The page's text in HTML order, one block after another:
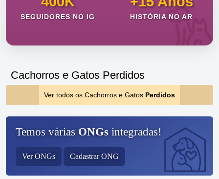
SEGUIDORES NO IG HISTÓRIA NO AR
Cachorros e Gatos Perdidos
Ver todos os Cachorros e Gatos Perdidos
Temos várias ONGs integradas!
Ver ONGs Cadastrar ONG